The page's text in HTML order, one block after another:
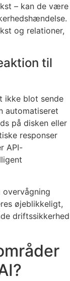
– kan de være
og relationer,
til
ikke blot sende
automatiseret
på disken eller
responser
API-
øjeblikkeligt,
driftssikkerhed